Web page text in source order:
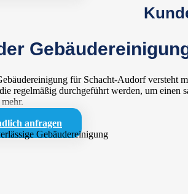
für Schacht-Audorf versteht
regelmäßig durchgeführt werden, um einen
anfragen